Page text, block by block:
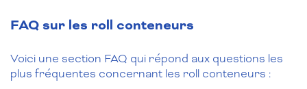
FAQ sur les roll conteneurs
Voici une section FAQ qui répond aux questions les
plus fréquentes concernant les roll conteneurs :